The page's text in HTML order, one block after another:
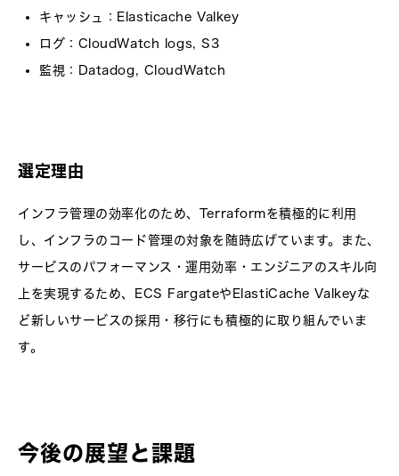
キャッシュ ：Elasticache Valkey
ログ ：CloudWatch logs, S3
監視 ：Datadog, CloudWatch
選定理由
インフラ管理の効率化のため、Terraformを積極的に利用
し、インフラのコード管理の対象を随時広げています。また、
サービスのパフォーマンス・運用効率・エンジニアのスキル向
上を実現するため、ECS FargateやElastiCache Valkeyな
ど新しいサービスの採用・移行にも積極的に取り組んでいま
す。
今後の展望と課題